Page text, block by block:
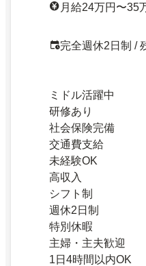
月給24万円〜35
完全週休2日制 /
ミドル活躍中
研修あり
社会保険完備
交通費支給
未経験OK
高収入
シフト制
週休2日制
特別休暇
主婦・主夫歓迎
1日4時間以内OK